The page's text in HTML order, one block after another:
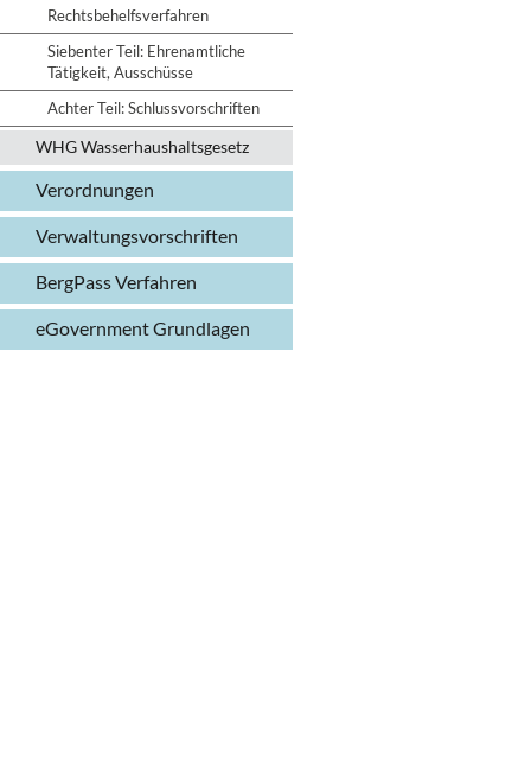
Rechtsbehelfsverfahren
Siebenter Teil: Ehrenamtliche
Tätigkeit, Ausschüsse
Achter Teil: Schlussvorschriften
WHG Wasserhaushalts­gesetz
Verordnungen
Verwaltungs­vorschriften
BergPass Verfahren
eGovernment Grundlagen